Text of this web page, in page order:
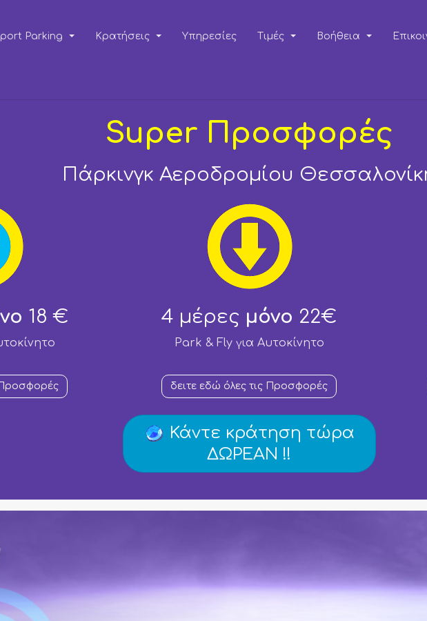
Parking Κρατήσεις Υπηρεσίες Τιμές Βοήθεια
Super Προσφορές
Πάρκινγκ Αεροδρομίου
18 €
Προσφορές
4 μέρες μόνο 22€
Park & Fly για Aυτοκίνητο
δειτε εδώ όλες τις Προσφορές
Κάντε κράτηση τώρα
ΔΩΡΕΑΝ !!